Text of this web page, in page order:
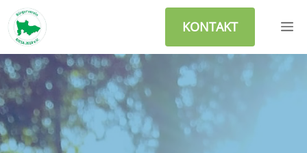
Zum
Inhalt
springen
KONTAKT